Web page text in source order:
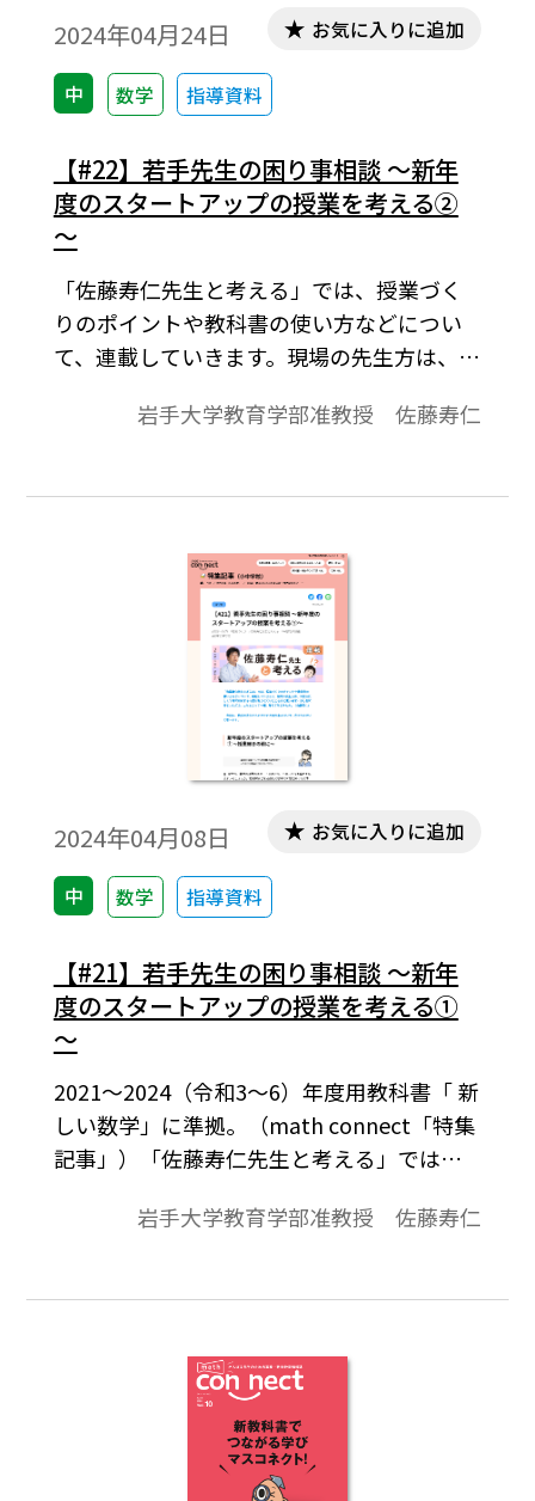
2024年04月24日
中 数学 指導資料
お気に入りに追加
【#22】若手先生の困り事相談 ～新年
度のスタートアップの授業を考える②
～
「佐藤寿仁先生と考える」では、授業づく
りのポイントや教科書の使い方などについ
て、連載していきます。現場の先生方は、大
いところかと思います。少しお時間をいただ
か。（佐藤寿仁）今回は、若手の先生から
岩手大学教育学部准教授 佐藤寿仁
2024年04月08日
中 数学 指導資料
お気に入りに追加
【#21】若手先生の困り事相談 ～新年
度のスタートアップの授業を考える①
～
2021～2024（令和3～6）年度用教科書「 新
しい数学」に準拠。（math connect「特集
記事」）「佐藤寿仁先生と考える」では、
どについて、連載していきます。現場の先生
取りにくいところかと思います。少しお時間
ませんか。（佐藤寿仁）今回は、若手の先
生からいただいた困り事について、考えて
みたいと思います。
岩手大学教育学部准教授 佐藤寿仁